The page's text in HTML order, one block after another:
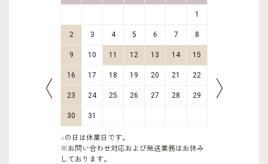
1
2 3 4 5 6 7 8
9 10 11 12 13 14 15
16 17 18 19 20 21 22
23 24 25 26 27 28 29
30 31
■の日は休業日です。
※お問い合わせ対応および発送業務はお休み
しております。